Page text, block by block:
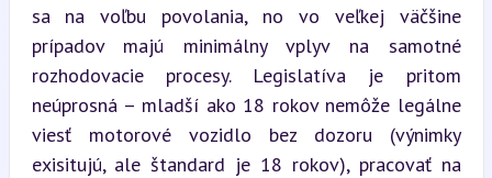
sa na voľbu povolania, no vo veľkej väčšine
prípadov majú minimálny vplyv na samotné
rozhodovacie procesy. Legislatíva je pritom
neúprosná – mladší ako 18 rokov nemôže legálne
viesť motorové vozidlo bez dozoru (výnimky
exisitujú, ale štandard je 18 rokov), pracovať na